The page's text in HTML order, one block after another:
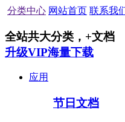
分类中心 网站首页 联系我
全站共大分类， +文档
升级VIP海量下载
应用
节日文档